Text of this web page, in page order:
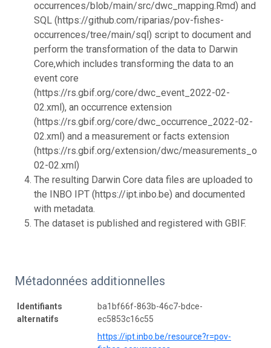
occurrences/blob/main/src/dwc_mapping.Rmd) and
SQL (https://github.com/riparias/pov-fishes-
occurrences/tree/main/sql) script to document and
perform the transformation of the data to Darwin
Core,which includes transforming the data to an
event core
(https://rs.gbif.org/core/dwc_event_2022-02-
02.xml), an occurrence extension
(https://rs.gbif.org/core/dwc_occurrence_2022-02-
02.xml) and a measurement or facts extension
(https://rs.gbif.org/extension/dwc/
02-02.xml)
The resulting Darwin Core data files are uploaded to
the INBO IPT (https://ipt.inbo.be) and documented
with metadata.
The dataset is published and registered with GBIF.
Métadonnées additionnelles
Identifiants
alternatifs
ba1bf66f-863b-46c7-bdce-
ec5853c16c55
https://ipt.inbo.be/resource?r=pov-